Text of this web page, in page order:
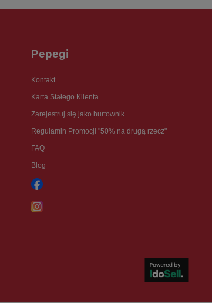
Pepegi
Kontakt
Karta Stałego Klienta
Zarejestruj się jako hurtownik
Regulamin Promocji "50% na drugą rzecz"
FAQ
Blog